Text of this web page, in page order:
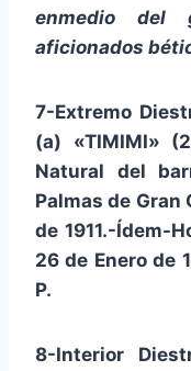
enmedio del
aficionados
7-Extremo
(a) «TIMIMI»
Natural del
Palmas de Gran
de 1911.-Ídem-
26 de Enero de
P.
8-Interior